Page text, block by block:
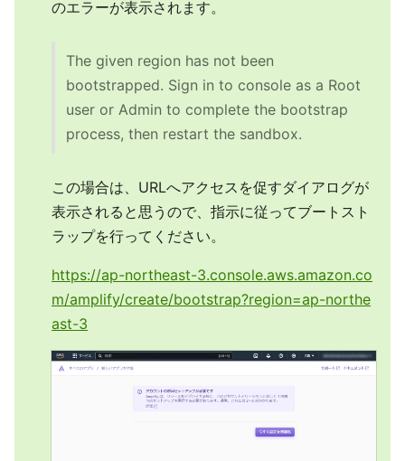
のエラーが表示されます。
The given region has not been
bootstrapped. Sign in to console as a Root
user or Admin to complete the bootstrap
process, then restart the sandbox.
この場合は、URLへアクセスを促すダイアログが
表示されると思うので、指示に従ってブートスト
ラップを行ってください。
https://ap-northeast-3.console.aws.amazon.co
m/amplify/create/bootstrap?region=ap-northe
ast-3